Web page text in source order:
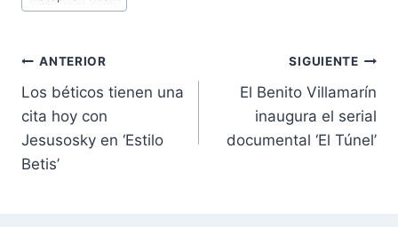
Navegación
de
entradas
ANTERIOR
Los béticos tienen una
cita hoy con
Jesusosky en ‘Estilo
Betis’
SIGUIENTE
El Benito Villamarín
inaugura el serial
documental ‘El Túnel’